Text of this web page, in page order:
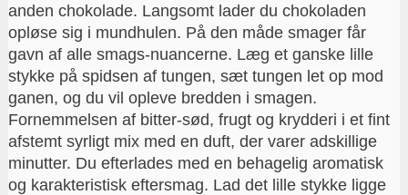
anden chokolade. Langsomt lader du chokoladen
opløse sig i mundhulen. På den måde smager får
gavn af alle smags-nuancerne. Læg et ganske lille
stykke på spidsen af tungen, sæt tungen let op mod
ganen, og du vil opleve bredden i smagen.
Fornemmelsen af bitter-sød, frugt og krydderi i et fint
afstemt syrligt mix med en duft, der varer adskillige
minutter. Du efterlades med en behagelig aromatisk
og karakteristisk eftersmag. Lad det lille stykke ligge